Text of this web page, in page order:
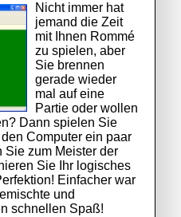
Nicht immer hat
jemand die Zeit
mit Ihnen Rommé
zu spielen, aber
Sie brennen
gerade wieder
mal auf eine
Partie oder wollen
Dann spielen Sie
Computer ein paar
Sie zum Meister der
Sie Ihr logisches
Einfacher war
und
schnellen Spaß!